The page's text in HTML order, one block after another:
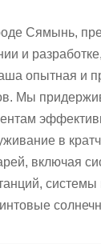
Сямынь,
и
опытная и
Мы
в
включая
системы